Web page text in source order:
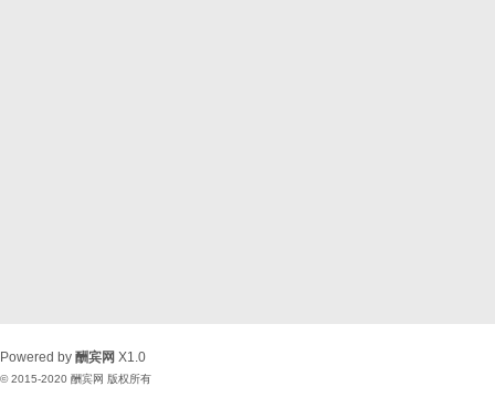
Powered by 酬宾网 X1.0
© 2015-2020 酬宾网 版权所有